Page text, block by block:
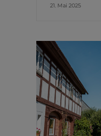
21. Mai 2025